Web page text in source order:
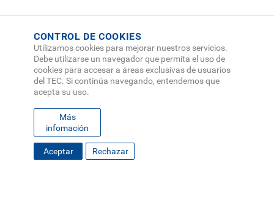
FOOTERMAPA DEL SITIO DIRECTORIO
CONTROL DE COOKIES
Utilizamos cookies para mejorar nuestros servicios.
Debe utilizarse un navegador que permita el uso de
cookies para accesar a áreas exclusivas de usuarios
del TEC. Si continúa navegando, entendemos que
acepta su uso.
Más
infomación
Aceptar Rechazar